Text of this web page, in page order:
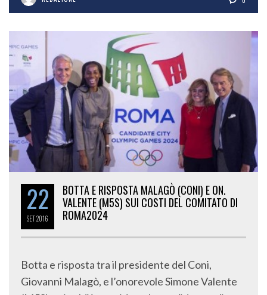
22
SET 2016
BOTTA E RISPOSTA MALAGÒ (CONI) E ON.
VALENTE (M5S) SUI COSTI DEL COMITATO DI
ROMA2024
Giovanni Malagò, e l’onorevole Simone Valente
(M5S), sui soldi investiti per la candidatura di